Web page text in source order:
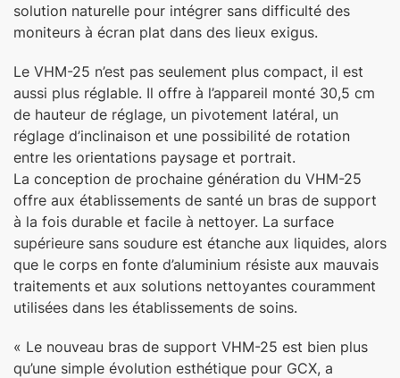
solution naturelle pour intégrer sans difficulté des
moniteurs à écran plat dans des lieux exigus.
Le VHM-25 n’est pas seulement plus compact, il est
aussi plus réglable. Il offre à l’appareil monté 30,5 cm
de hauteur de réglage, un pivotement latéral, un
réglage d’inclinaison et une possibilité de rotation
entre les orientations paysage et portrait.
La conception de prochaine génération du VHM-25
offre aux établissements de santé un bras de support
à la fois durable et facile à nettoyer. La surface
supérieure sans soudure est étanche aux liquides, alors
que le corps en fonte d’aluminium résiste aux mauvais
traitements et aux solutions nettoyantes couramment
utilisées dans les établissements de soins.
« Le nouveau bras de support VHM-25 est bien plus
qu’une simple évolution esthétique pour GCX, a